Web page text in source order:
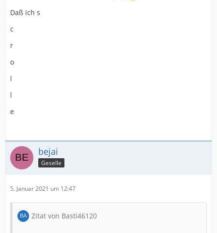
Daß ich s
c
r
o
l
l
e
bejai
Geselle
5. Januar 2021 um 12:47
Zitat von Basti46120